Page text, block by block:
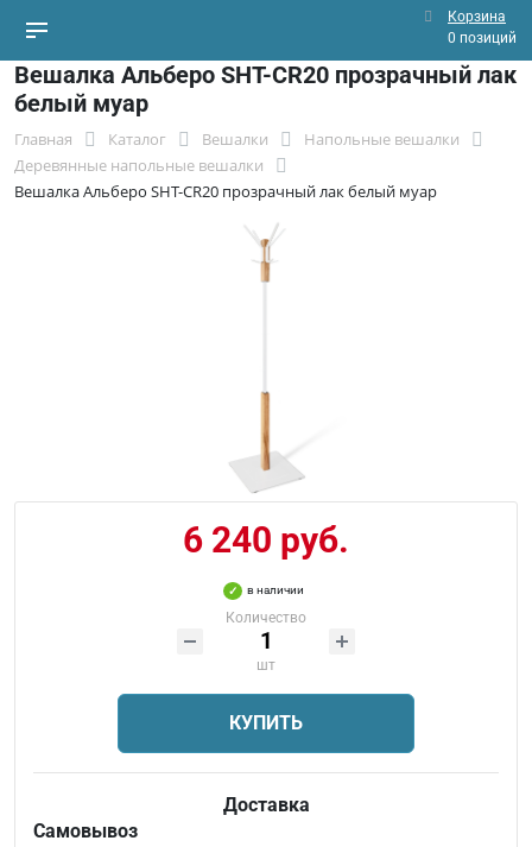
Корзина
0 позиций
Вешалка Альберо SHT-CR20 прозрачный лак
белый муар
Главная Каталог Вешалки
Напольные вешалки
Деревянные напольные вешалки
Вешалка Альберо SHT-CR20 прозрачный лак белый муар
6 240 руб.
в наличии
Количество
шт
КУПИТЬ
Доставка
Самовывоз